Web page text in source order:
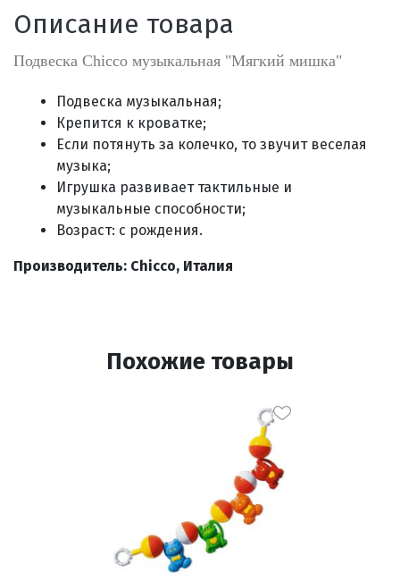
Отправляем во все регионы России
службами Пэк, Кит, Луч, Сдэк, Озон
доставка, Почта РФ или любой другой
Через СБП при получении (для
Екатеринбурга и близлежащих
городов)
Оплата по счету для юридических лиц
Описание товара
Подвеска Chicco музыкальная "Мягкий мишка"
Подвеска музыкальная;
Крепится к кроватке;
Если потянуть за колечко, то звучит веселая
музыка;
Игрушка развивает тактильные и
музыкальные способности;
Возраст: с рождения.
Производитель: Chicco, Италия
Похожие товары